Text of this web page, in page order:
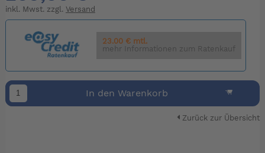
inkl. Mwst. zzgl. Versand
23.00 € mtl.
mehr Informationen zum Ratenkauf
In den Warenkorb
Zurück zur Übersicht